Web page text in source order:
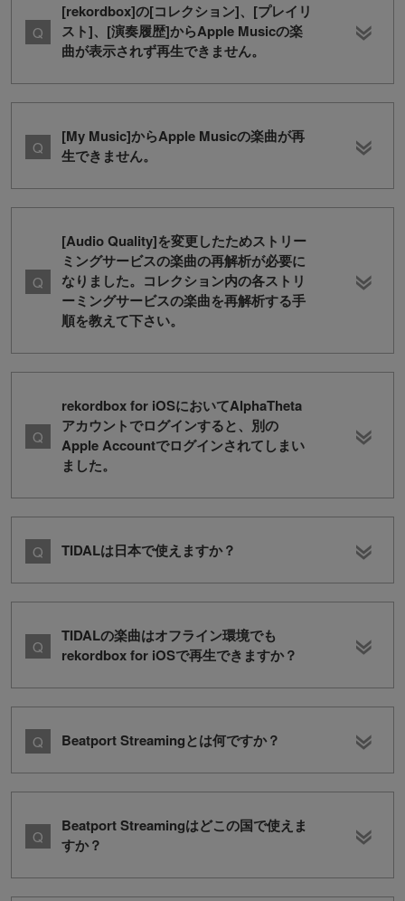
[rekordbox]の[コレクション]、[プレイリ
スト]、[演奏履歴]からApple Musicの楽
曲が表示されず再生できません。
[My Music]からApple Musicの楽曲が再
生できません。
[Audio Quality]を変更したためストリー
ミングサービスの楽曲の再解析が必要に
なりました。コレクション内の各ストリ
ーミングサービスの楽曲を再解析する手
順を教えて下さい。
rekordbox for iOSにおいてAlphaTheta
アカウントでログインすると、別の
Apple Accountでログインされてしまい
ました。
TIDALは日本で使えますか？
TIDALの楽曲はオフライン環境でも
rekordbox for iOSで再生できますか？
Beatport Streamingとは何ですか？
Beatport Streamingはどこの国で使えま
すか？